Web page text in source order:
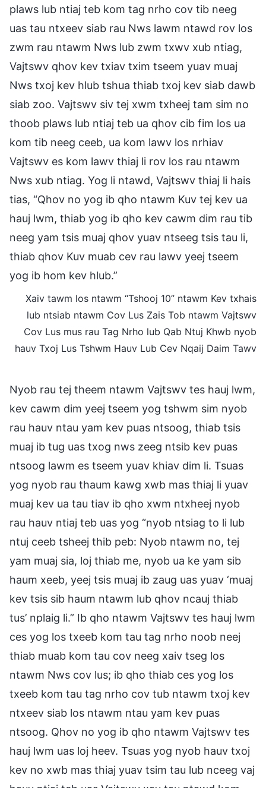
plaws lub ntiaj teb kom tag nrho cov tib neeg
uas tau ntxeev siab rau Nws lawm ntawd rov los
zwm rau ntawm Nws lub zwm txwv xub ntiag,
Vajtswv qhov kev txiav txim tseem yuav muaj
Nws txoj kev hlub tshua thiab txoj kev siab dawb
siab zoo. Vajtswv siv tej xwm txheej tam sim no
thoob plaws lub ntiaj teb ua qhov cib fim los ua
kom tib neeg ceeb, ua kom lawv los nrhiav
Vajtswv es kom lawv thiaj li rov los rau ntawm
Nws xub ntiag. Yog li ntawd, Vajtswv thiaj li hais
tias, “Qhov no yog ib qho ntawm Kuv tej kev ua
hauj lwm, thiab yog ib qho kev cawm dim rau tib
neeg yam tsis muaj qhov yuav ntseeg tsis tau li,
thiab qhov Kuv muab cev rau lawv yeej tseem
yog ib hom kev hlub.”
Xaiv tawm los ntawm “Tshooj 10” ntawm Kev txhais
lub ntsiab ntawm Cov Lus Zais Tob ntawm Vajtswv
Cov Lus mus rau Tag Nrho lub Qab Ntuj Khwb nyob
hauv Txoj Lus Tshwm Hauv Lub Cev Nqaij Daim Tawv
Nyob rau tej theem ntawm Vajtswv tes hauj lwm,
kev cawm dim yeej tseem yog tshwm sim nyob
rau hauv ntau yam kev puas ntsoog, thiab tsis
muaj ib tug uas txog nws zeeg ntsib kev puas
ntsoog lawm es tseem yuav khiav dim li. Tsuas
yog nyob rau thaum kawg xwb mas thiaj li yuav
muaj kev ua tau tiav ib qho xwm ntxheej nyob
rau hauv ntiaj teb uas yog “nyob ntsiag to li lub
ntuj ceeb tsheej thib peb: Nyob ntawm no, tej
yam muaj sia, loj thiab me, nyob ua ke yam sib
haum xeeb, yeej tsis muaj ib zaug uas yuav ‘muaj
kev tsis sib haum ntawm lub qhov ncauj thiab
tus’ nplaig li.” Ib qho ntawm Vajtswv tes hauj lwm
ces yog los txeeb kom tau tag nrho noob neej
thiab muab kom tau cov neeg xaiv tseg los
ntawm Nws cov lus; ib qho thiab ces yog los
txeeb kom tau tag nrho cov tub ntawm txoj kev
ntxeev siab los ntawm ntau yam kev puas
ntsoog. Qhov no yog ib qho ntawm Vajtswv tes
hauj lwm uas loj heev. Tsuas yog nyob hauv txoj
kev no xwb mas thiaj yuav tsim tau lub nceeg vaj